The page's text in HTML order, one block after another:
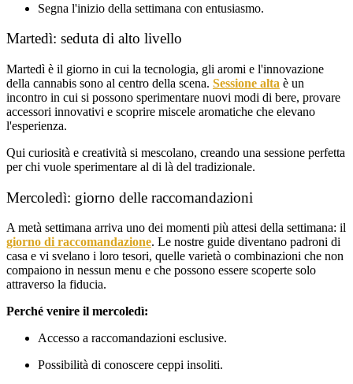
Segna l'inizio della settimana con entusiasmo.
Martedì: seduta di alto livello
Martedì è il giorno in cui la tecnologia, gli aromi e l'innovazione
della cannabis sono al centro della scena. Sessione alta è un
incontro in cui si possono sperimentare nuovi modi di bere, provare
accessori innovativi e scoprire miscele aromatiche che elevano
l'esperienza.
Qui curiosità e creatività si mescolano, creando una sessione perfetta
per chi vuole sperimentare al di là del tradizionale.
Mercoledì: giorno delle raccomandazioni
A metà settimana arriva uno dei momenti più attesi della settimana: il
giorno di raccomandazione. Le nostre guide diventano padroni di
casa e vi svelano i loro tesori, quelle varietà o combinazioni che non
compaiono in nessun menu e che possono essere scoperte solo
attraverso la fiducia.
Perché venire il mercoledì:
Accesso a raccomandazioni esclusive.
Possibilità di conoscere ceppi insoliti.